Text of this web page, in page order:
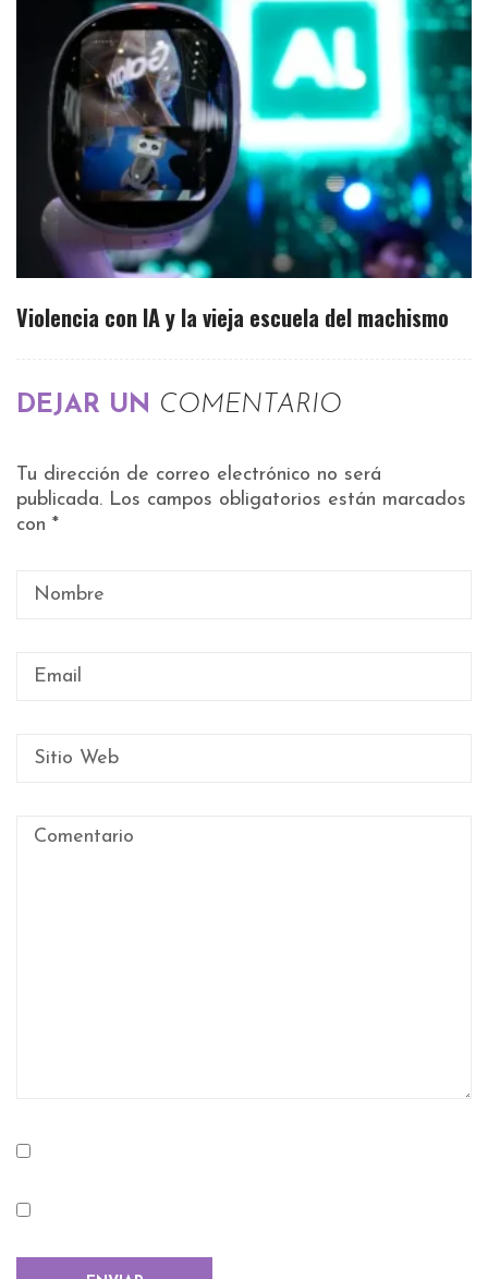
Violencia con IA y la vieja escuela del machismo
DEJAR UN COMENTARIO
Tu dirección de correo electrónico no será
publicada. Los campos obligatorios están marcados
con *